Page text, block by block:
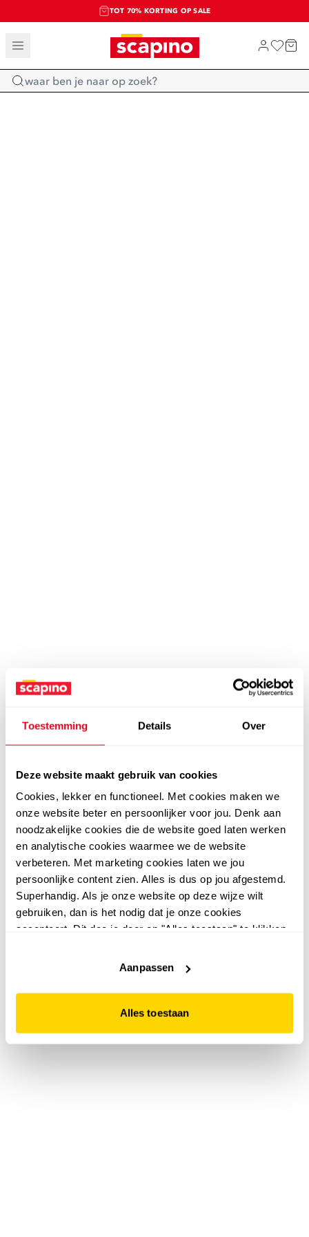
Toestemming Details Over
Deze website maakt gebruik van cookies
Cookies, lekker en functioneel. Met cookies maken we
onze website beter en persoonlijker voor jou. Denk aan
noodzakelijke cookies die de website goed laten werken
en analytische cookies waarmee we de website
verbeteren. Met marketing cookies laten we jou
persoonlijke content zien. Alles is dus op jou afgestemd.
Superhandig. Als je onze website op deze wijze wilt
gebruiken, dan is het nodig dat je onze cookies
accepteert. Dit doe je door op "Alles toestaan" te klikken.
website niet optimaal functioneert.
Aanpassen
Alles toestaan
TOT 70% KORTING OP SALE
SALE: LAATSTE KANS!
SHOP NIEUW
Home